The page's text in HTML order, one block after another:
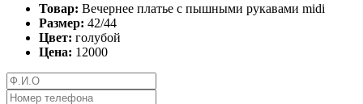
Товар: Вечернее платье с пышными рукавами midi
Размер: 42/44
Цвет: голубой
Цена: 12000